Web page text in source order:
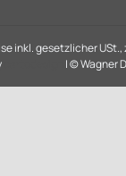
inkl. gesetzlicher USt.,
| © Wagner